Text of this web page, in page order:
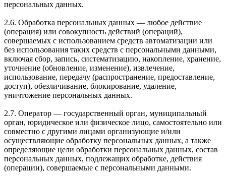
персональных данных.
2.6. Обработка персональных данных — любое действие
(операция) или совокупность действий (операций),
совершаемых с использованием средств автоматизации или
без использования таких средств с персональными данными,
включая сбор, запись, систематизацию, накопление, хранение,
уточнение (обновление, изменение), извлечение,
использование, передачу (распространение, предоставление,
доступ), обезличивание, блокирование, удаление,
уничтожение персональных данных.
2.7. Оператор — государственный орган, муниципальный
орган, юридическое или физическое лицо, самостоятельно или
совместно с другими лицами организующие и/или
осуществляющие обработку персональных данных, а также
определяющие цели обработки персональных данных, состав
персональных данных, подлежащих обработке, действия
(операции), совершаемые с персональными данными.